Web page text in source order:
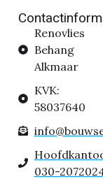
Renovlies
Behang
Alkmaar
KVK:
58037640
030-